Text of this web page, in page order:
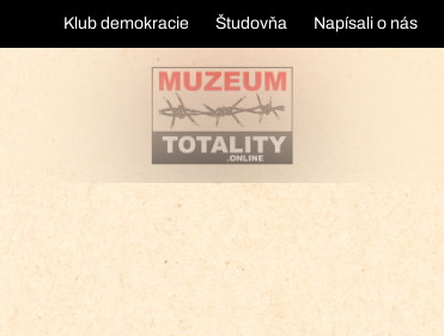
Klub demokracie Študovňa Napísali o nás